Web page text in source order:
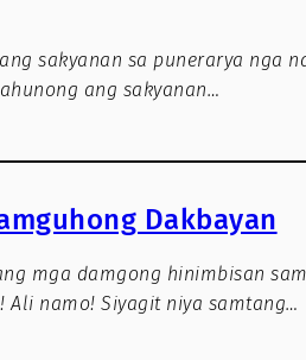
sakyanan sa punerarya nga
ang sakyanan…
Dakbayan
mga damgong hinimbisan
Ali namo! Siyagit niya samtang…